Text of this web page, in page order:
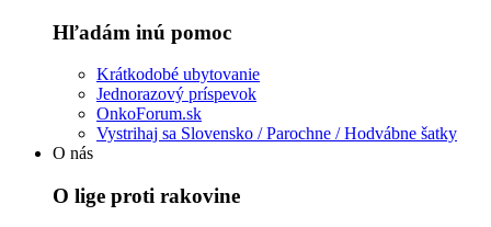
Hľadám inú pomoc
Krátkodobé ubytovanie
Jednorazový príspevok
OnkoForum.sk
Vystrihaj sa Slovensko / Parochne / Hodvábne šatky
O nás
O lige proti rakovine